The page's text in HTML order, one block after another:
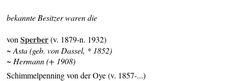
bekannte Besitzer waren die
vonSperber(v. 1879-n. 1932)
~ Asta (geb. von Dassel, * 1852)
~ Hermann (+ 1908)
Schimmelpenning von der Oye (v. 1857-...)